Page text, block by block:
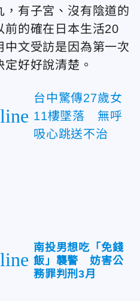
有子宮、沒有陰道的
前的確在日本生活20
文受訪是因為第一次
好好說清楚。
台中驚傳27歲女
11樓墜落 無呼
吸心跳送不治
南投男想吃「免錢
飯」襲警 妨害公
務罪判刑3月